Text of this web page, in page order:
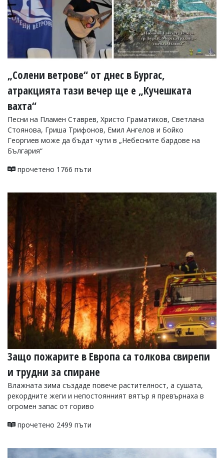
„Солени ветрове“ от днес в Бургас,
атракцията тази вечер ще е „Кучешката
вахта“
Песни на Пламен Ставрев, Христо Граматиков, Светлана
Стоянова, Гриша Трифонов, Емил Ангелов и Бойко
Георгиев може да бъдат чути в „Небесните бардове на
България“
прочетено 1766 пъти
Защо пожарите в Европа са толкова свирепи
и трудни за спиране
Влажната зима създаде повече растителност, а сушата,
рекордните жеги и непостоянният вятър я превърнаха в
огромен запас от гориво
прочетено 2499 пъти